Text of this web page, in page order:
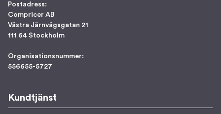
Postadress:
Compricer AB
Västra Järnvägsgatan 21
111 64 Stockholm
Organisationsnummer:
556655-5727
Kundtjänst